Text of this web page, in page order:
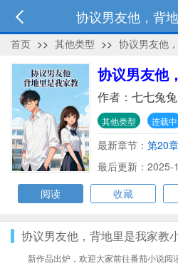
协议男友他，背
首页 >> 其他类型 >> 协议男友他
协议男友他
作者： 七七兔兔
其他类型 连载中
最新章节： 第20
最后更新：2025-
阅读
收藏
协议男友他，背地里是我家教
新作品出炉，欢迎大家前往番茄小说阅